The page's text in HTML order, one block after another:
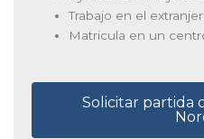
Trabajo en el
Matricula en un
Solicitar partida